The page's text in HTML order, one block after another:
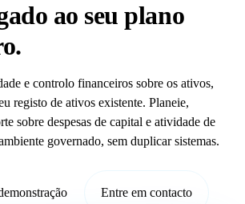
ao seu plano
e controlo financeiros sobre os ativos,
registo de ativos existente. Planeie,
sobre despesas de capital e atividade de
governado, sem duplicar sistemas.
Entre em contacto